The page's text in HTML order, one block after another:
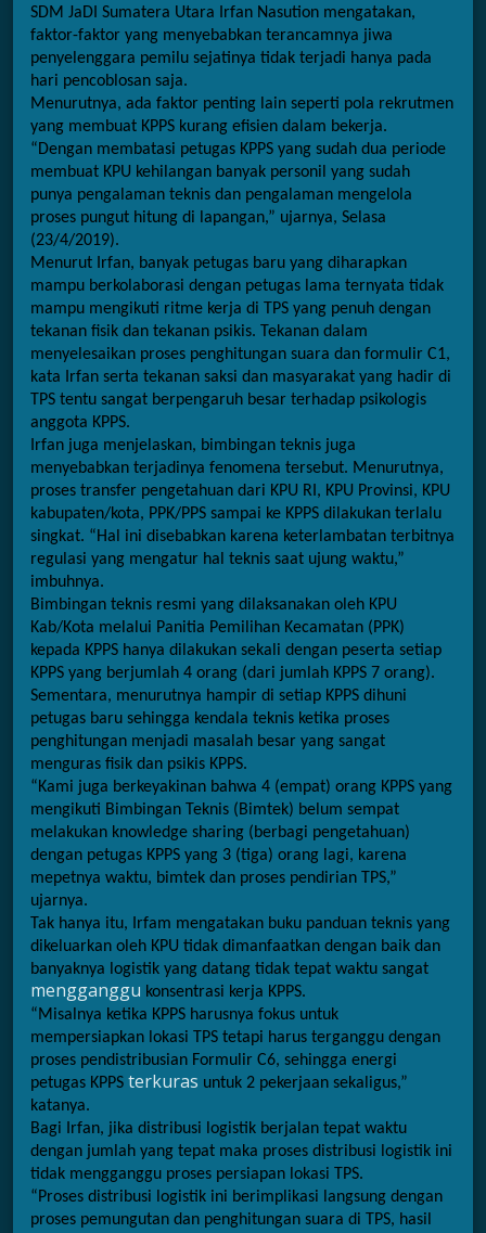
SDM JaDI Sumatera Utara Irfan Nasution mengatakan,
faktor-faktor yang menyebabkan terancamnya jiwa
penyelenggara pemilu sejatinya tidak terjadi hanya pada
hari pencoblosan saja.
Menurutnya, ada faktor penting lain seperti pola rekrutmen
yang membuat KPPS kurang efisien dalam bekerja.
“Dengan membatasi petugas KPPS yang sudah dua periode
membuat KPU kehilangan banyak personil yang sudah
punya pengalaman teknis dan pengalaman mengelola
proses pungut hitung di lapangan,” ujarnya, Selasa
(23/4/2019).
Menurut Irfan, banyak petugas baru yang diharapkan
mampu berkolaborasi dengan petugas lama ternyata tidak
mampu mengikuti ritme kerja di TPS yang penuh dengan
tekanan fisik dan tekanan psikis. Tekanan dalam
menyelesaikan proses penghitungan suara dan formulir C1,
kata Irfan serta tekanan saksi dan masyarakat yang hadir di
TPS tentu sangat berpengaruh besar terhadap psikologis
anggota KPPS.
Irfan juga menjelaskan, bimbingan teknis juga
menyebabkan terjadinya fenomena tersebut. Menurutnya,
proses transfer pengetahuan dari KPU RI, KPU Provinsi, KPU
kabupaten/kota, PPK/PPS sampai ke KPPS dilakukan terlalu
singkat. “Hal ini disebabkan karena keterlambatan terbitnya
regulasi yang mengatur hal teknis saat ujung waktu,”
imbuhnya.
Bimbingan teknis resmi yang dilaksanakan oleh KPU
Kab/Kota melalui Panitia Pemilihan Kecamatan (PPK)
kepada KPPS hanya dilakukan sekali dengan peserta setiap
KPPS yang berjumlah 4 orang (dari jumlah KPPS 7 orang).
Sementara, menurutnya hampir di setiap KPPS dihuni
petugas baru sehingga kendala teknis ketika proses
penghitungan menjadi masalah besar yang sangat
menguras fisik dan psikis KPPS.
“Kami juga berkeyakinan bahwa 4 (empat) orang KPPS yang
mengikuti Bimbingan Teknis (Bimtek) belum sempat
melakukan knowledge sharing (berbagi pengetahuan)
dengan petugas KPPS yang 3 (tiga) orang lagi, karena
mepetnya waktu, bimtek dan proses pendirian TPS,”
ujarnya.
Tak hanya itu, Irfam mengatakan buku panduan teknis yang
dikeluarkan oleh KPU tidak dimanfaatkan dengan baik dan
banyaknya logistik yang datang tidak tepat waktu sangat
mengganggu konsentrasi kerja KPPS.
“Misalnya ketika KPPS harusnya fokus untuk
mempersiapkan lokasi TPS tetapi harus terganggu dengan
proses pendistribusian Formulir C6, sehingga energi
petugas KPPS terkuras untuk 2 pekerjaan sekaligus,”
katanya.
Bagi Irfan, jika distribusi logistik berjalan tepat waktu
dengan jumlah yang tepat maka proses distribusi logistik ini
tidak mengganggu proses persiapan lokasi TPS.
“Proses distribusi logistik ini berimplikasi langsung dengan
proses pemungutan dan penghitungan suara di TPS, hasil